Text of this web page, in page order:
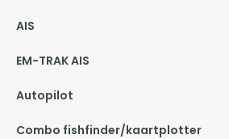
AIS
EM-TRAK AIS
Autopilot
Combo fishfinder/kaartplotter